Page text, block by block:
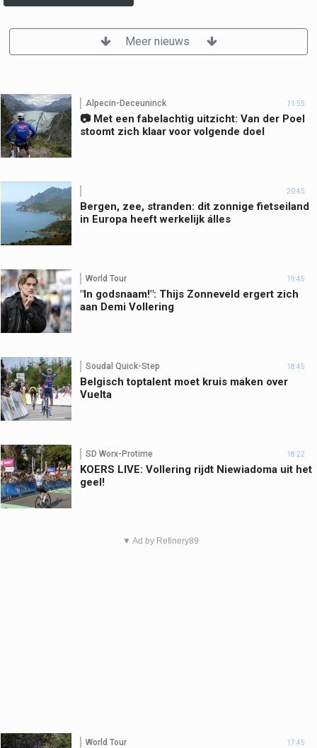
Meer nieuws
Alpecin-Deceuninck 11:55
📷 Met een fabelachtig uitzicht: Van der Poel
stoomt zich klaar voor volgende doel
20:45
Bergen, zee, stranden: dit zonnige fietseiland
in Europa heeft werkelijk álles
World Tour 19:45
"In godsnaam!": Thijs Zonneveld ergert zich
aan Demi Vollering
Soudal Quick-Step 18:45
Belgisch toptalent moet kruis maken over
Vuelta
SD Worx-Protime 18:22
KOERS LIVE: Vollering rijdt Niewiadoma uit het
geel!
▼ Ad by Refinery89
World Tour 17:45